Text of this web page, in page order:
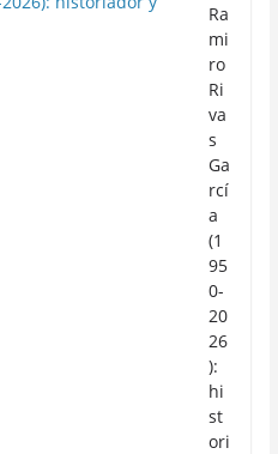
Ra
mi
ro
Ri
va
s
Ga
rcí
a
(1
95
0-
20
26
):
hi
st
ori